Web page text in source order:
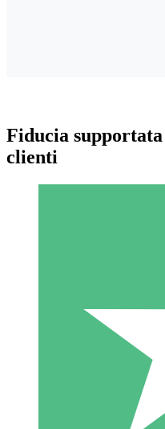
Pacchetti di
Paga a consumo con
Fiducia
clienti